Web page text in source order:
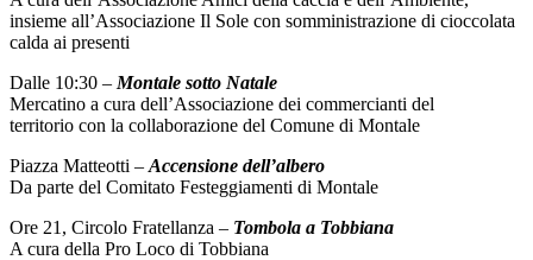
insieme all’Associazione Il Sole con somministrazione di cioccolata
calda ai presenti
Dalle 10:30 – Montale sotto Natale
Mercatino a cura dell’Associazione dei commercianti del
territorio con la collaborazione del Comune di Montale
Piazza Matteotti – Accensione dell’albero
Da parte del Comitato Festeggiamenti di Montale
Ore 21, Circolo Fratellanza – Tombola a Tobbiana
A cura della Pro Loco di Tobbiana